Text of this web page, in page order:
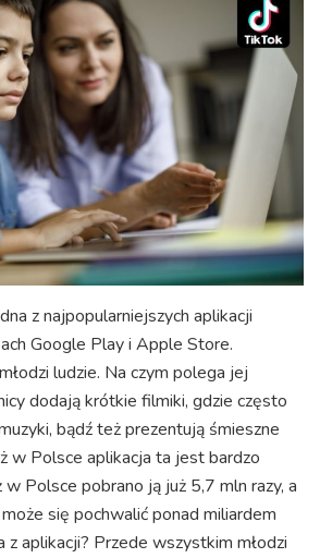
z najpopularniejszych aplikacji
Google Play i Apple Store.
ludzie. Na czym polega jej
dodają krótkie filmiki, gdzie często
bądź też prezentują śmieszne
w Polsce aplikacja ta jest bardzo
Polsce pobrano ją już 5,7 mln razy, a
się pochwalić ponad miliardem
aplikacji? Przede wszystkim młodzi